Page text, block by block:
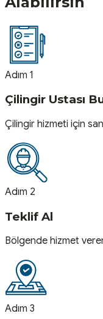
Adım 1
Çilingir Ustası
Çilingir hizmeti için
Adım 2
Teklif Al
Bölgende hizmet
Adım 3